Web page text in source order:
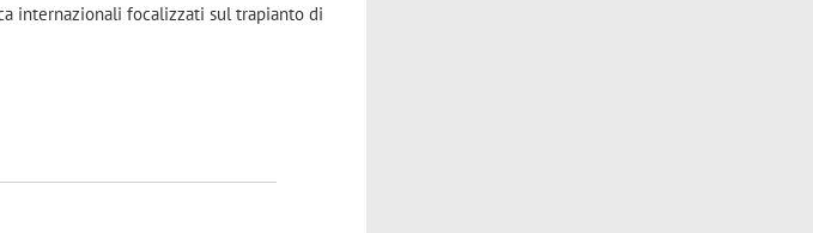
internazionali focalizzati sul trapianto di